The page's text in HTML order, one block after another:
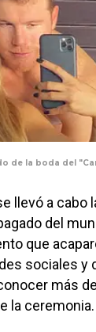
de la boda del
llevó a cabo
del
que
sociales y
más
la ceremonia.